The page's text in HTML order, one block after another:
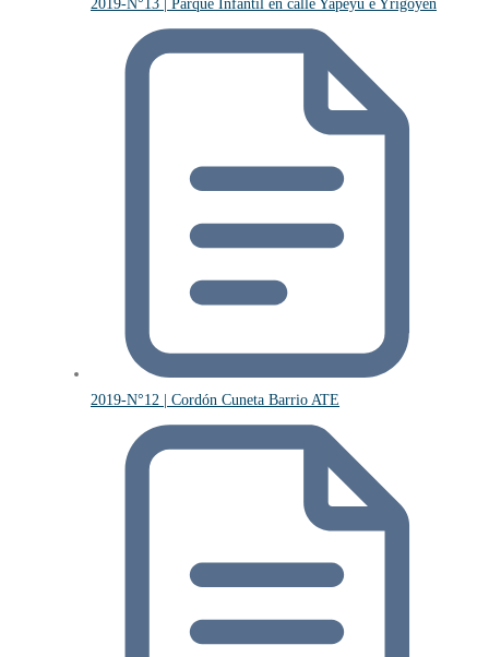
2019-N°13 | Parque Infantil en calle Yapeyú e Yrigoyen
2019-N°12 | Cordón Cuneta Barrio ATE